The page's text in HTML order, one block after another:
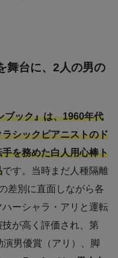
舞台に、2人の男の
ブック』は、1960年代
シックピアニストのド
を務めた白人用心棒ト
です。当時まだ人種隔離
差別に直面しながら各
ーシャラ・アリと運転
が高く評価され、第
男優賞（アリ）、脚